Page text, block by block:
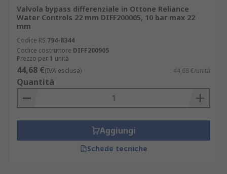
Valvola bypass differenziale in Ottone Reliance
Water Controls 22 mm DIFF200005, 10 bar max 22
mm
Codice RS 794-8344
Codice costruttore DIFF200905
Prezzo per 1 unità
44,68 €(IVA esclusa) 44,68 €/unità
Quantità
Aggiungi
Schede tecniche